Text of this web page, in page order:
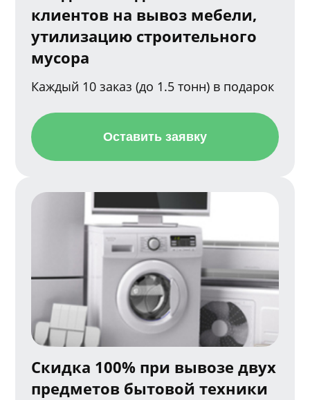
клиентов на вывоз мебели,
утилизацию строительного
мусора
Каждый 10 заказ (до 1.5 тонн) в подарок
Оставить заявку
Скидка 100% при вывозе двух
предметов бытовой техники